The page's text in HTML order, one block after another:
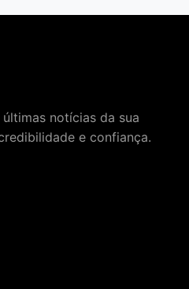
notícias da sua
e confiança.